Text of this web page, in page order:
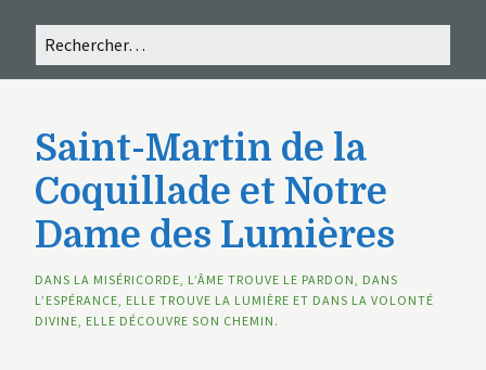
Saint-Martin de la
Coquillade et Notre
Dame des Lumières
DANS LA MISÉRICORDE, L’ÂME TROUVE LE PARDON, DANS
L’ESPÉRANCE, ELLE TROUVE LA LUMIÈRE ET DANS LA VOLONTÉ
DIVINE, ELLE DÉCOUVRE SON CHEMIN.